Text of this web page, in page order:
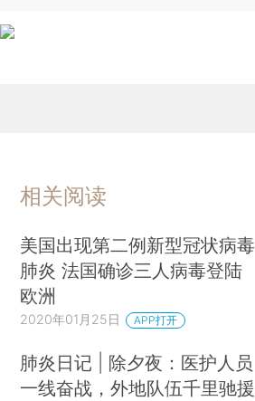
相关阅读
美国出现第二例新型冠状病毒
肺炎 法国确诊三人病毒登陆
欧洲
2020年01月25日 APP打开
肺炎日记 | 除夕夜：医护人员
一线奋战，外地队伍千里驰援